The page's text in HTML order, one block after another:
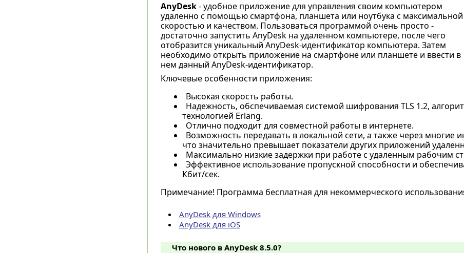
AnyDesk- удобное приложение для управления своим компьютером
удаленно с помощью смартфона, планшета или ноутбука c максимальной
скоростью и качеством. Пользоваться программой очень просто -
достаточно запустить AnyDesk на удаленном компьютере, после чего
отобразится уникальный AnyDesk-идентификатор компьютера. Затем
необходимо открыть приложение на смартфоне или планшете и ввести в
нем данный AnyDesk-идентификатор.
Ключевые особенности приложения:
Высокая скорость работы.
Надежность, обспечиваемая системой шифрования TLS 1.2,
технологией Erlang.
Отлично подходит для совместной работы в интернете.
Возможность передавать в локальной сети, а также через многие
что значительно превышает показатели других приложений
Максимально низкие задержки при работе с удаленным рабочим
Эффективное использование пропускной способности и
Кбит/сек.
Примечание! Программа бесплатная для некоммерческого
AnyDesk для Windows
AnyDesk для iOS
Что нового в AnyDesk 8.5.0?